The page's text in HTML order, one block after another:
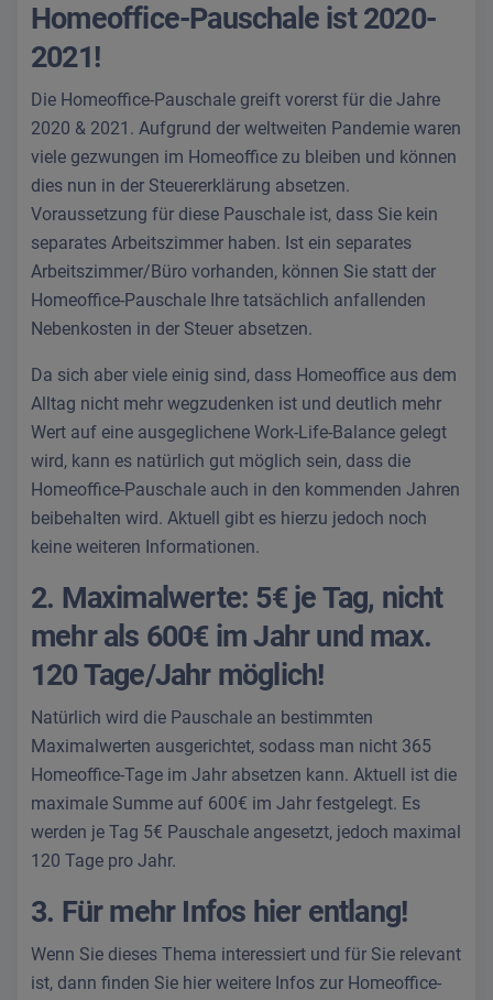
Homeoffice-Pauschale ist 2020-
2021!
Die Homeoffice-Pauschale greift vorerst für die Jahre
2020 & 2021. Aufgrund der weltweiten Pandemie waren
viele gezwungen im Homeoffice zu bleiben und können
dies nun in der Steuererklärung absetzen.
Voraussetzung für diese Pauschale ist, dass Sie kein
separates Arbeitszimmer haben. Ist ein separates
Arbeitszimmer/Büro vorhanden, können Sie statt der
Homeoffice-Pauschale Ihre tatsächlich anfallenden
Nebenkosten in der Steuer absetzen.
Da sich aber viele einig sind, dass Homeoffice aus dem
Alltag nicht mehr wegzudenken ist und deutlich mehr
Wert auf eine ausgeglichene Work-Life-Balance gelegt
wird, kann es natürlich gut möglich sein, dass die
Homeoffice-Pauschale auch in den kommenden Jahren
beibehalten wird. Aktuell gibt es hierzu jedoch noch
keine weiteren Informationen.
2. Maximalwerte: 5€ je Tag, nicht
mehr als 600€ im Jahr und max.
120 Tage/Jahr möglich!
Natürlich wird die Pauschale an bestimmten
Maximalwerten ausgerichtet, sodass man nicht 365
Homeoffice-Tage im Jahr absetzen kann. Aktuell ist die
maximale Summe auf 600€ im Jahr festgelegt. Es
werden je Tag 5€ Pauschale angesetzt, jedoch maximal
120 Tage pro Jahr.
3. Für mehr Infos hier entlang!
Wenn Sie dieses Thema interessiert und für Sie relevant
ist, dann finden Sie hier weitere Infos zur Homeoffice-